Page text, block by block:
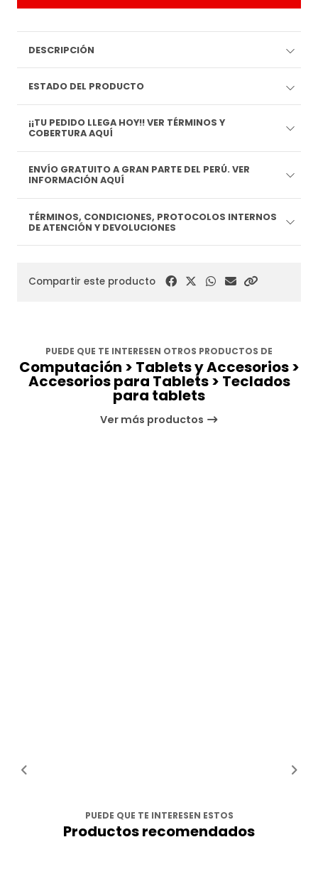
DESCRIPCIÓN
ESTADO DEL PRODUCTO
¡¡TU PEDIDO LLEGA HOY!! VER TÉRMINOS Y
COBERTURA AQUÍ
ENVÍO GRATUITO A GRAN PARTE DEL PERÚ. VER
INFORMACIÓN AQUÍ
TÉRMINOS, CONDICIONES, PROTOCOLOS INTERNOS
DE ATENCIÓN Y DEVOLUCIONES
Compartir este producto
PUEDE QUE TE INTERESEN OTROS PRODUCTOS DE
Computación > Tablets y Accesorios >
Accesorios para Tablets > Teclados
para tablets
Ver más productos
PUEDE QUE TE INTERESEN ESTOS
Productos recomendados